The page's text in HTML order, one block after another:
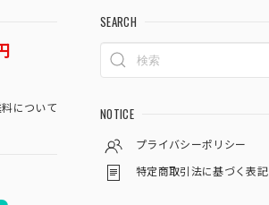
について
SEARCH
NOTICE
プライバシーポリシー
特定商取引法に基づく表記